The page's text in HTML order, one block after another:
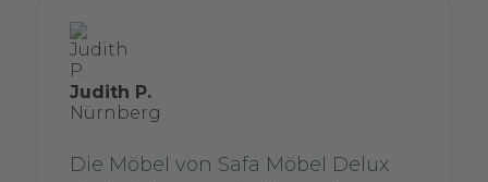
Judith P.
Nürnberg
Die Möbel von Safa Möbel Delux